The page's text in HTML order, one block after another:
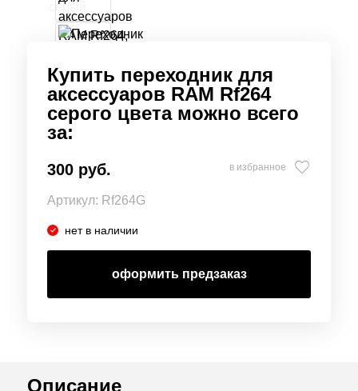
Купить переходник для
аксессуаров RAM Rf264
серого цвета можно всего
за:
300 руб. в избранное
Артикул: Rf264G
нет в наличии
оформить предзаказ
Описание